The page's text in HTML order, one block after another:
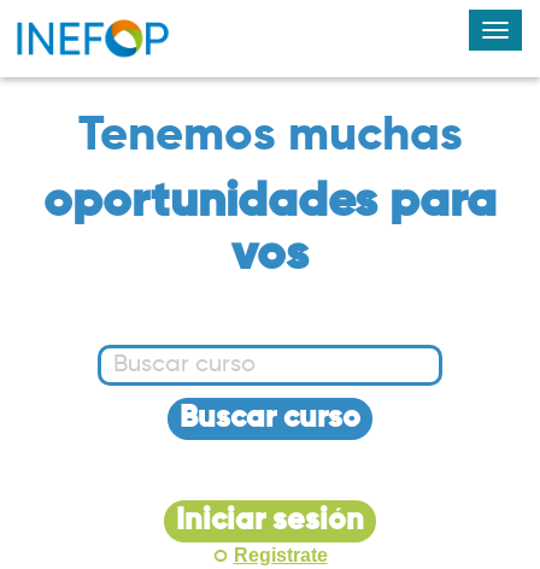
Tenemos muchas
oportunidades para
vos
Buscar curso
Iniciar sesión
o Registrate